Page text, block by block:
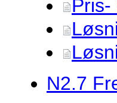
N2.7